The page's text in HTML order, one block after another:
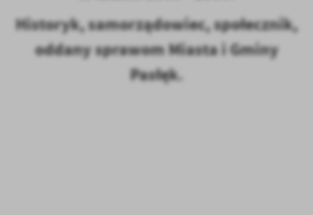
Historyk, samorządowiec, społecznik,
oddany sprawom Miasta i Gminy
Pasłęk.